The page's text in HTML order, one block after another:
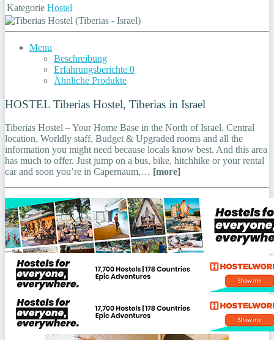
Kategorie Hostel
Menu
Beschreibung
Erfahrungsberichte 0
Ähnliche Produkte
HOSTEL Tiberias Hostel, Tiberias in Israel
Tiberias Hostel – Your Home Base in the North of Israel. Central
location, Worldly staff, Budget & Upgraded rooms and all the
information you might need because locals know best. And this area
has much to offer. Just jump on a bus, bike, hitchhike or your rental
car and soon you’re in Capernaum,… [more]